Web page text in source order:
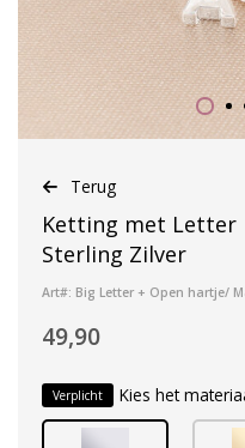
Terug
Ketting met Letter
Sterling Zilver
Art#: Big Letter + Open hartje/
49,90
Verplicht Kies het